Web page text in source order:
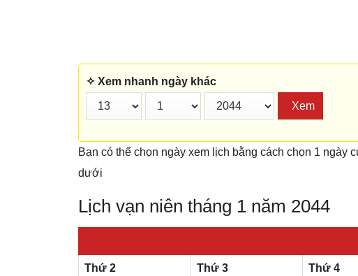
✧ Xem nhanh ngày khác
Xem
Bạn có thể chọn ngày xem lịch bằng cách chọn 1 ngày
dưới
Lịch vạn niên tháng 1 năm 2044
Thứ 2 Thứ 3 Thứ 4